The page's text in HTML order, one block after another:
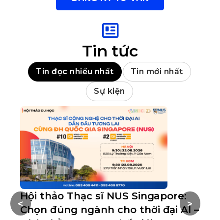
Tin tức
Tin đọc nhiều nhất Tin mới nhất
Sự kiện
Hội thảo Thạc sĩ NUS Singapore:
Chọn đúng ngành cho thời đại AI –
>
<